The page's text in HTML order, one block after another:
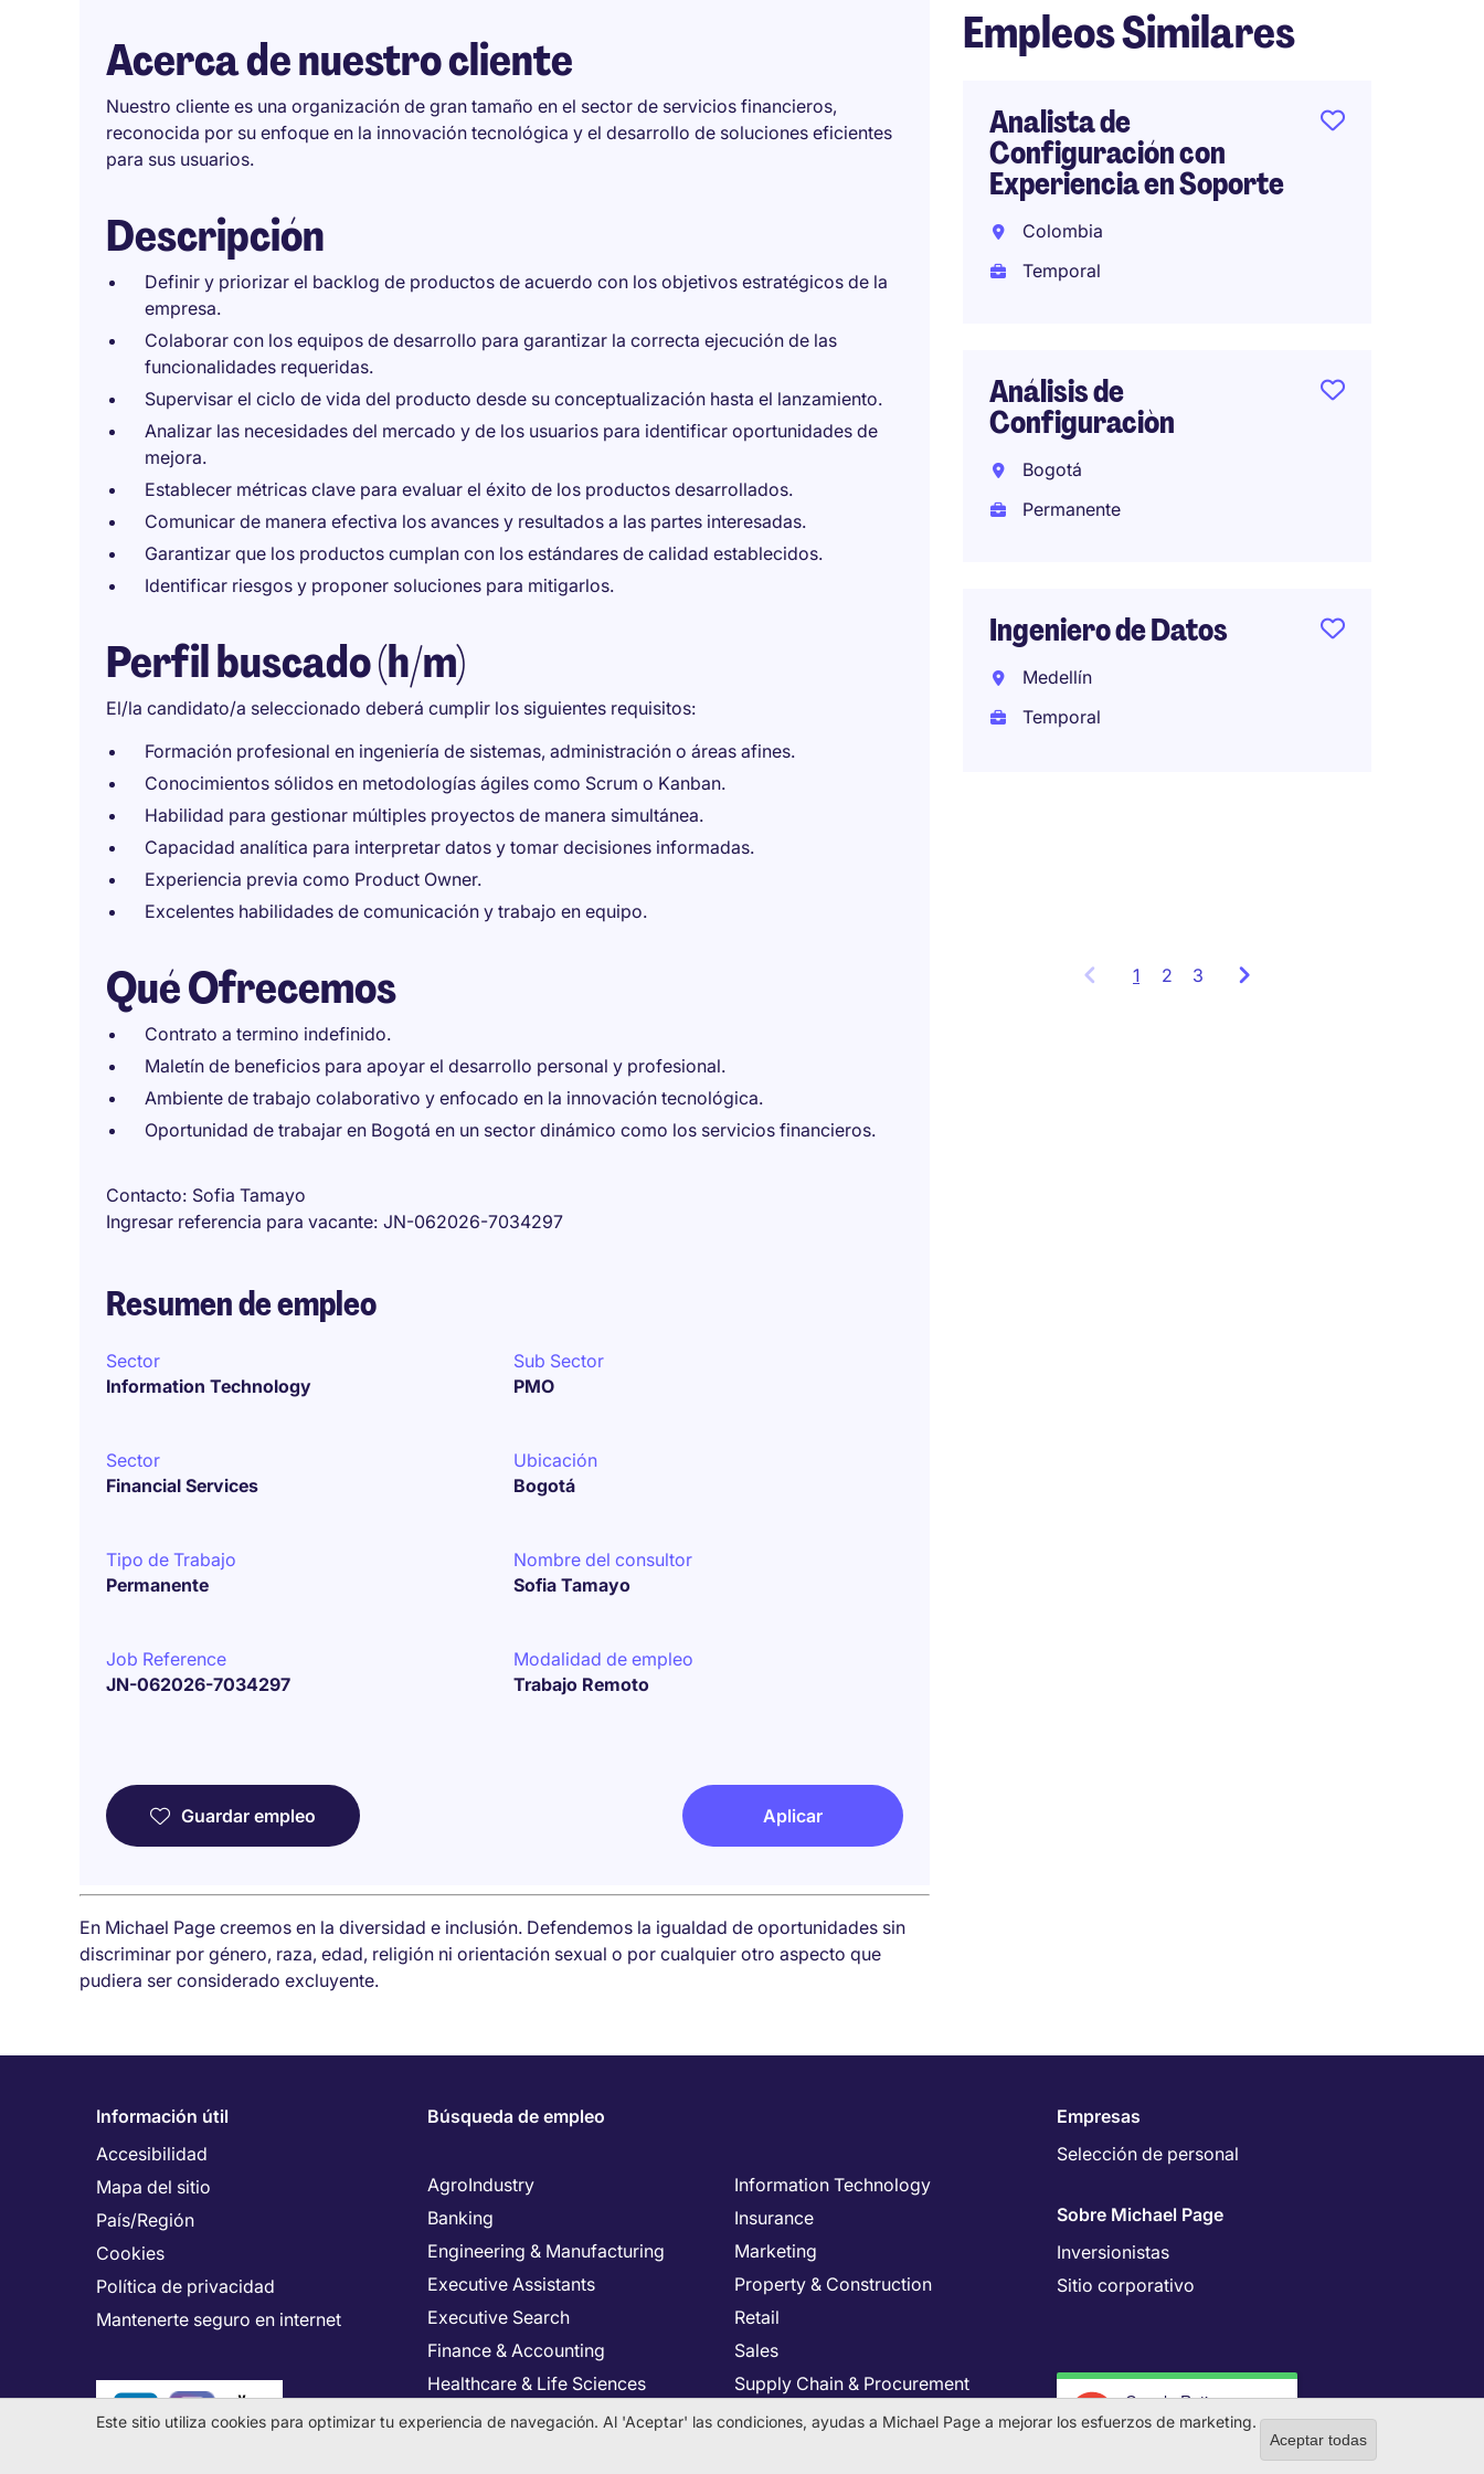
Acerca de nuestro cliente
Nuestro cliente es una organización de gran tamaño en el sector de servicios financieros,
reconocida por su enfoque en la innovación tecnológica y el desarrollo de soluciones eficientes
para sus usuarios.
Descripción
Definir y priorizar el backlog de productos de acuerdo con los objetivos estratégicos de la
empresa.
Colaborar con los equipos de desarrollo para garantizar la correcta ejecución de las
funcionalidades requeridas.
Supervisar el ciclo de vida del producto desde su conceptualización hasta el lanzamiento.
Analizar las necesidades del mercado y de los usuarios para identificar oportunidades de
mejora.
Establecer métricas clave para evaluar el éxito de los productos desarrollados.
Comunicar de manera efectiva los avances y resultados a las partes interesadas.
Garantizar que los productos cumplan con los estándares de calidad establecidos.
Identificar riesgos y proponer soluciones para mitigarlos.
Perfil buscado (h/m)
El/la candidato/a seleccionado deberá cumplir los siguientes requisitos:
Formación profesional en ingeniería de sistemas, administración o áreas afines.
Conocimientos sólidos en metodologías ágiles como Scrum o Kanban.
Habilidad para gestionar múltiples proyectos de manera simultánea.
Capacidad analítica para interpretar datos y tomar decisiones informadas.
Experiencia previa como Product Owner.
Excelentes habilidades de comunicación y trabajo en equipo.
Qué Ofrecemos
Contrato a termino indefinido.
Maletín de beneficios para apoyar el desarrollo personal y profesional.
Ambiente de trabajo colaborativo y enfocado en la innovación tecnológica.
Oportunidad de trabajar en Bogotá en un sector dinámico como los servicios financieros.
Contacto Sofia Tamayo
Ingresar referencia para vacante JN-062026-7034297
Resumen de empleo
Sector
Information Technology
Sub Sector
PMO
Sector
Financial Services
Ubicación
Bogotá
Tipo de Trabajo
Permanente
Nombre del consultor
Sofia Tamayo
Job Reference
JN-062026-7034297
Modalidad de empleo
Trabajo Remoto
Guardar empleo Aplicar
En Michael Page creemos en la diversidad e inclusión. Defendemos la igualdad de oportunidades sin
discriminar por género, raza, edad, religión ni orientación sexual o por cualquier otro aspecto que
pudiera ser considerado excluyente.
Empleos Similares
Analista de
Configuración con
Experiencia en Soporte
Colombia
Temporal
Análisis de
Configuraciòn
Bogotá
Permanente
Ingeniero de Datos
Medellín
Temporal
1 Showing
2 3
Información útil
Accesibilidad
Mapa del sitio
País/Región
Cookies
Política de privacidad
Mantenerte seguro en internet
Búsqueda de empleo
AgroIndustry
Banking
Engineering & Manufacturing
Executive Assistants
Executive Search
Finance & Accounting
Healthcare & Life Sciences
Human Resources
Information Technology
Insurance
Marketing
Property & Construction
Retail
Sales
Supply Chain & Procurement
Tax & Legal
Empresas
Selección de personal
Sobre Michael Page
Inversionistas
Sitio corporativo
Google Rating
4.7
Este sitio utiliza cookies para optimizar tu experiencia de navegación. Al 'Aceptar' las condiciones, ayudas a Michael Page a mejorar los esfuerzos de marketing.
Aceptar todas